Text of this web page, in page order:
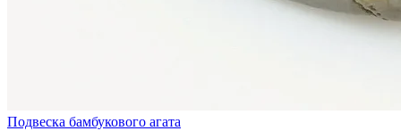
Подвеска бамбукового агата